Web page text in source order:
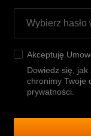
Akceptuję
Dowiedz się,
chronimy Twoje
prywatności